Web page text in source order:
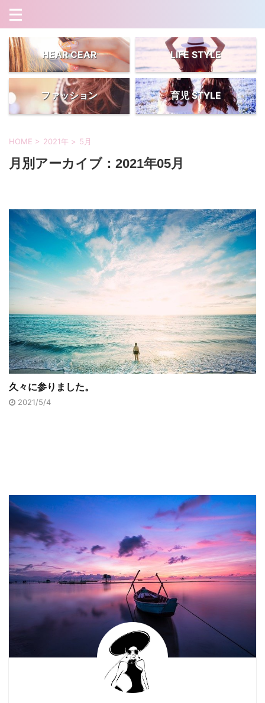
HEAR CEAR LIFE STYLE
ファッション 育児 STYLE
HOME > 2021年 > 5月
月別アーカイブ：2021年05月
久々に参りました。
2021/5/4